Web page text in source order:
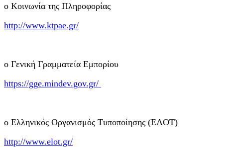
o Κοινωνία της Πληροφορίας
http://www.ktpae.gr/
o Γενική Γραμματεία Εμπορίου
https://gge.mindev.gov.gr/
o Ελληνικός Οργανισμός Τυποποίησης (EΛOT)
http://www.elot.gr/